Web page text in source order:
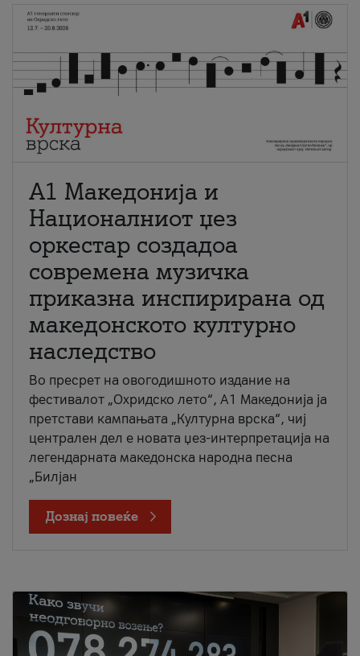
А1 Македонија и
Националниот џез
оркестар создадоа
современа музичка
приказна инспирирана од
македонското културно
наследство
Во пресрет на овогодишното издание на
фестивалот „Охридско лето“, А1 Македонија ја
претстави кампањата „Културна врска“, чиј
централен дел е новата џез-интерпретација на
легендарната македонска народна песна
„Билјан
Дознај повеќе